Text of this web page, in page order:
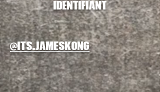
identifiant
@ its.jameskong